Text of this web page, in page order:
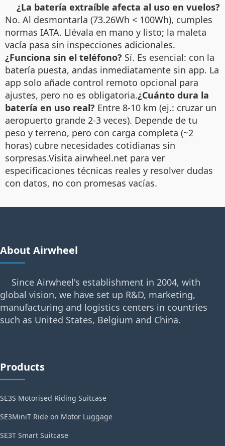
¿La batería extraíble afecta al uso en vuelos?
No. Al desmontarla (73.26Wh < 100Wh), cumples
normas IATA. Llévala en mano y listo; la maleta
vacía pasa sin inspecciones adicionales.
¿Funciona sin el teléfono? Sí. Es esencial: con la
batería puesta, andas inmediatamente sin app. La
app solo añade control remoto opcional para
ajustes, pero no es obligatoria.¿Cuánto dura la
batería en uso real? Entre 8-10 km (ej.: cruzar un
aeropuerto grande 2-3 veces). Depende de tu
peso y terreno, pero con carga completa (~2
horas) cubre necesidades cotidianas sin
sorpresas.Visita airwheel.net para ver
especificaciones técnicas reales y resolver dudas
con datos, no con promesas vacías.
About Airwheel
Since Airwheel's establishment in 2004, with
global vision, we have set up R&D, marketing,
manufacturing and logistics centers in countries
such as United States, Belgium and China.
Products
SE3S Motorised Riding Suitcase
SE3MiniT Ride on Motor Luggage
SE3T Smart Suitcase